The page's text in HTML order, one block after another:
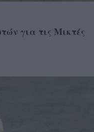
για τις Μικτές